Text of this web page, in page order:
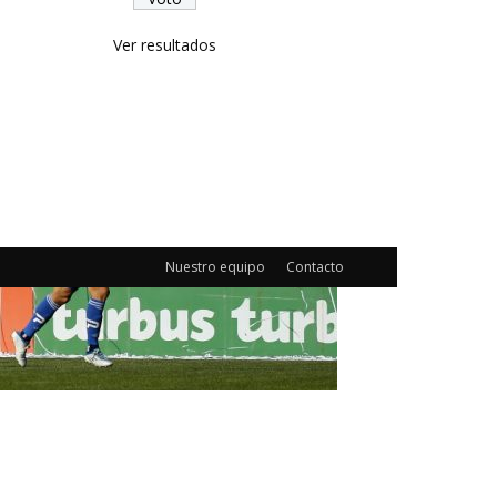
Ver resultados
Nuestro equipo Contacto